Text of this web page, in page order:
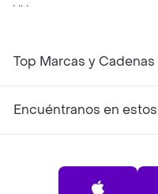
Top Marcas y
Encuéntranos en